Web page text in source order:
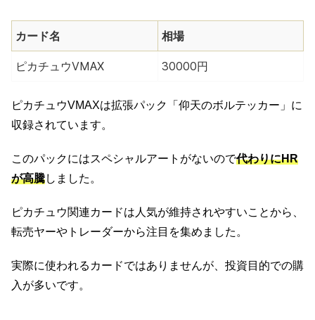
カード名 相場
ピカチュウVMAX 30000円
ピカチュウVMAXは拡張パック「仰天のボルテッカー」に
収録されています。
このパックにはスペシャルアートがないので代わりにHR
が高騰しました。
ピカチュウ関連カードは人気が維持されやすいことから、
転売ヤーやトレーダーから注目を集めました。
実際に使われるカードではありませんが、投資目的での購
入が多いです。